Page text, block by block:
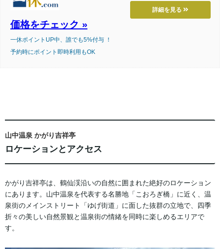
詳細を見る
価格をチェック »
一休ポイントUP中、誰でも5%付与 ！
予約時にポイント即時利用もOK
山中温泉 かがり吉祥亭
ロケーションとアクセス
かがり吉祥亭は、鶴仙渓沿いの自然に囲まれた絶好のロケーション
にあります。山中温泉を代表する名勝地「こおろぎ橋」に近く、温
泉街のメインストリート「ゆげ街道」に面した抜群の立地で、四季
折々の美しい自然景観と温泉街の情緒を同時に楽しめるエリアで
す。